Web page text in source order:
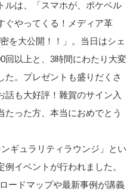
ルは、「スマホが、ポケベル
ぐやってくる！メディア革
を大公開！！」。当日はシェ
回以上と、3時間にわたり大変
た。プレゼントも盛りだくさ
話も大好評！雜賀のサイン入
たった方、本当におめでとう
ギュラリティラウンジ」とい
イベントが行われました。
ードマップや最新事例が講義